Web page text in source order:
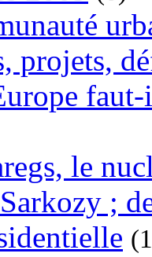
projets,
le
;